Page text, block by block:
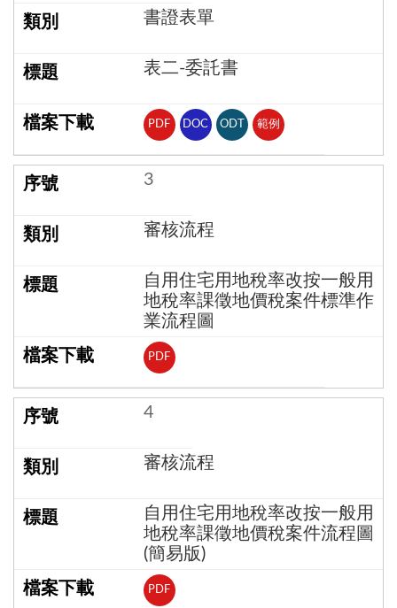
書證表單
表二-委託書
PDF DOC ODT 範例
3
審核流程
自用住宅用地稅率改按一般用
地稅率課徵地價稅案件標準作
業流程圖
PDF
4
審核流程
自用住宅用地稅率改按一般用
地稅率課徵地價稅案件流程圖
(簡易版)
PDF